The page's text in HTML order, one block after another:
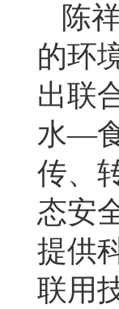
陈
的环
出联
水—
传、
态安
提供
联用